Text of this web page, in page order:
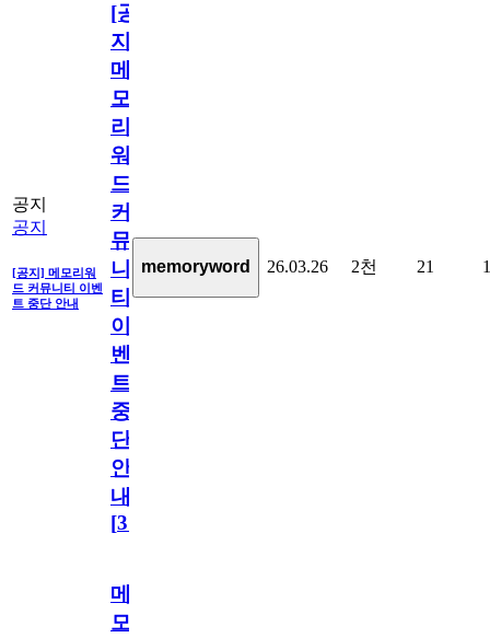
공지
공지
[공지] 메모리워
드 커뮤니티 이벤
트 중단 안내
[공
지]
메
모
리
워
드
커
뮤
니
티
이
벤
트
중
단
안
내
[31
memoryword 26.03.26 2천 21 1
메
모